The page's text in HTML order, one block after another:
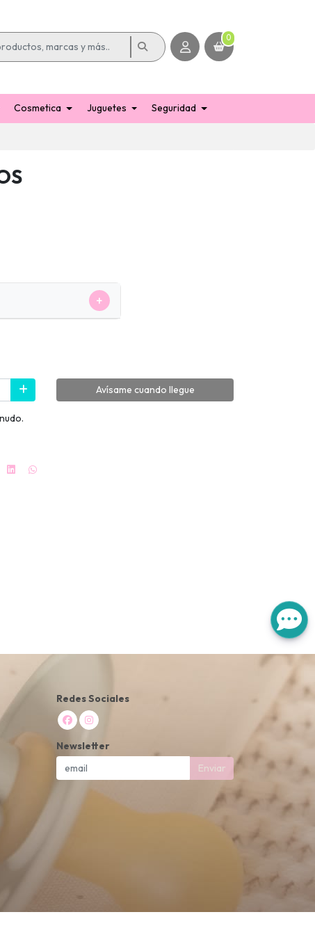
0
Cosmetica Juguetes Seguridad
+
Avísame cuando llegue
Redes Sociales
Newsletter
Enviar